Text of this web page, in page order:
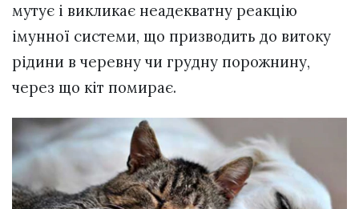
мутує і викликає неадекватну реакцію
імунної системи, що призводить до витоку
рідини в черевну чи грудну порожнину,
через що кіт помирає.